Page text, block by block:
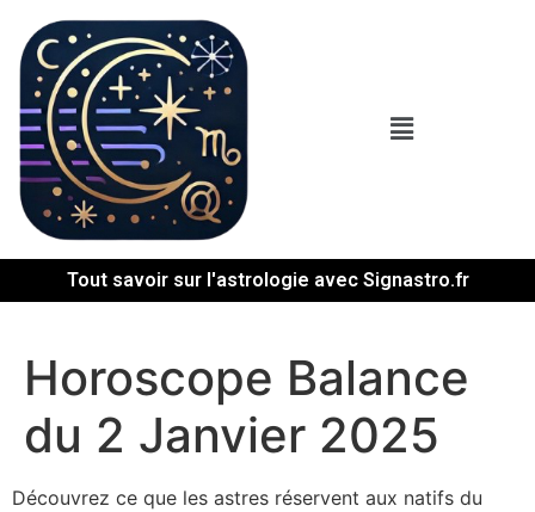
Tout savoir sur l'astrologie avec Signastro.fr
Horoscope Balance
du 2 Janvier 2025
Découvrez ce que les astres réservent aux natifs du